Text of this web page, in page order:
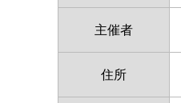
主催者
住所